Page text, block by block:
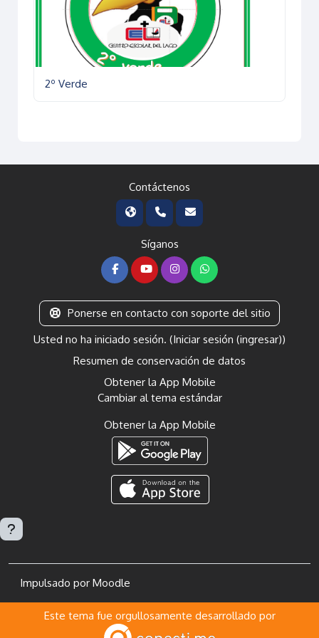
2º Verde
Contáctenos
Síganos
Ponerse en contacto con soporte del sitio
Usted no ha iniciado sesión. (Iniciar sesión (ingresar))
Resumen de conservación de datos
Obtener la App Mobile
Cambiar al tema estándar
Obtener la App Mobile
Impulsado por Moodle
Este tema fue orgullosamente desarrollado por